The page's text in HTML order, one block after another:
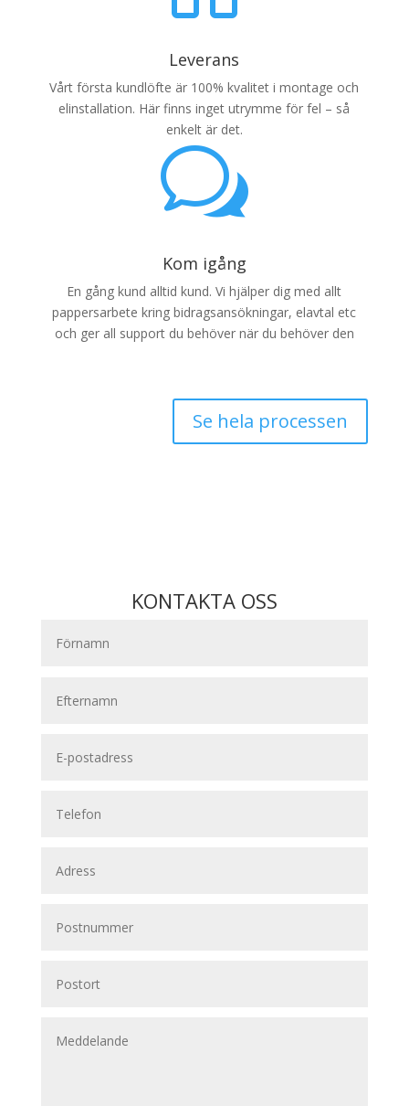
Leverans
Vårt första kundlöfte är 100% kvalitet i montage och
elinstallation. Här finns inget utrymme för fel – så
enkelt är det.
w
Kom igång
En gång kund alltid kund. Vi hjälper dig med allt
pappersarbete kring bidragsansökningar, elavtal etc
och ger all support du behöver när du behöver den
Se hela processen
KONTAKTA OSS